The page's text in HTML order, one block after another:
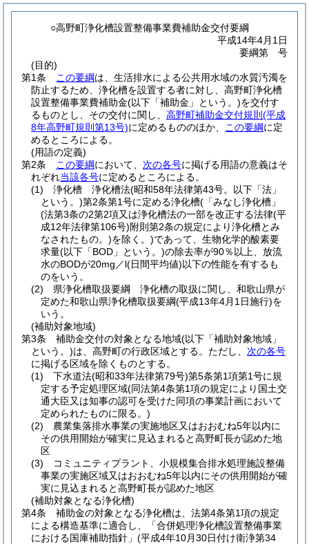
○高野町浄化槽設置整備事業費補助金交付要綱
平成14年4月1日
要綱第 号
(目的)
第1条
この要綱は、生活排水による公共用水域の水質汚濁を
防止するため、浄化槽を設置する者に対し、高野町浄化槽
設置整備事業費補助金(以下「補助金」という。)を交付す
るものとし、その交付に関し、 高野町補助金交付規則 (平成
8年高野町規則第13号)に定めるもののほか、 この要綱に定
めるところによる。
(用語の定義)
第2条
この要綱において、 次の各号に掲げる用語の意義はそ
れぞれ当該各号に定めるところによる。
(1)
浄化槽 浄化槽法(昭和58年法律第43号。以下「法」
という。)第2条第1号に定める浄化槽(「みなし浄化槽」
(法第3条の2第2項又は浄化槽法の一部を改正する法律(平
成12年法律第106号)附則第2条の規定により浄化槽とみ
なされたもの。)を除く。)であって、生物化学的酸素要
求量(以下「BOD」という。)の除去率が90％以上、放流
水のBODが20mg／l(日間平均値)以下の性能を有するも
のをいう。
(2)
県浄化槽取扱要綱 浄化槽の取扱に関し、和歌山県が
定めた和歌山県浄化槽取扱要綱(平成13年4月1日施行)を
いう。
(補助対象地域)
第3条
補助金交付の対象となる地域(以下「補助対象地域」
という。)は、高野町の行政区域とする。 ただし、 次の各号
に掲げる区域を除くものとする。
(1)
下水道法(昭和33年法律第79号)第5条第1項第1号に規
定する予定処理区域(同法第4条第1項の規定により国土交
通大臣又は知事の認可を受けた同項の事業計画において
定められたものに限る。)
(2)
農業集落排水事業の実施地区又はおおむね5年以内に
その供用開始が確実に見込まれると高野町長が認めた地
区
(3)
コミュニティプラント、小規模集合排水処理施設整備
事業の実施区域又はおおむね5年以内にその供用開始が確
実に見込まれると高野町長が認めた地区
(補助対象となる浄化槽)
第4条
補助金の対象となる浄化槽は、法第4条第1項の規定
による構造基準に適合し、「合併処理浄化槽設置整備事業
における国庫補助指針」 (平成4年10月30日付け衛浄第34